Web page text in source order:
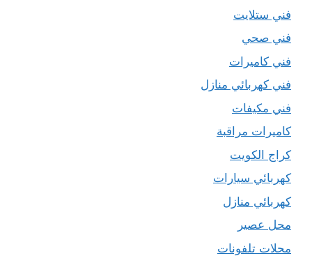
فني ستلايت
فني صحي
فني كاميرات
فني كهربائي منازل
فني مكيفات
كاميرات مراقبة
كراج الكويت
كهربائي سيارات
كهربائي منازل
محل عصير
محلات تلفونات